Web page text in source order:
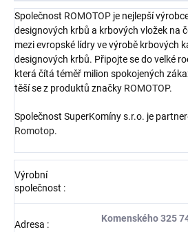
Společnost ROMOTOP je nejlepší
designových krbů a krbových vložek na
mezi evropské lídry ve výrobě krbových
designových krbů. Připojte se do velké
která čítá téměř milion spokojených
těší se z produktů značky ROMOTOP.
Společnost SuperKomíny s.r.o. je
Romotop.
Výrobní
společnost :
Adresa :
Komenského 325